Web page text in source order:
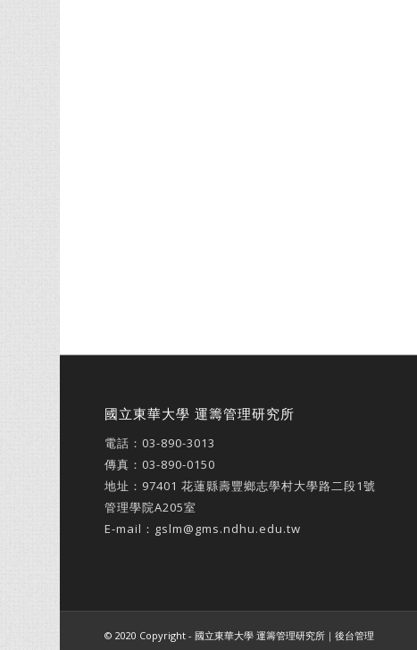
國立東華大學 運籌管理研究所
電話： 03-890-3013
傳真：03-890-0150
地址： 97401 花蓮縣壽豐鄉志學村大學路二段1號
管理學院A205室
E-mail： gslm@gms.ndhu.edu.tw
© 2020 Copyright - 國立東華大學 運籌管理研究所｜後台管理